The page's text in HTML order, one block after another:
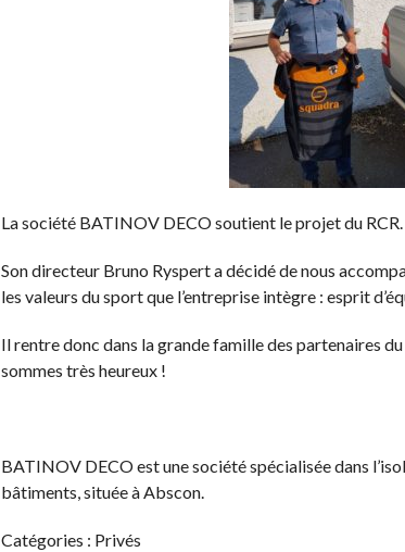
La société BATINOV DECO soutient le projet du RCR.
Son directeur Bruno Ryspert a décidé de nous
les valeurs du sport que l’entreprise intègre : esprit
Il rentre donc dans la grande famille des partenaires
sommes très heureux !
BATINOV DECO est une société spécialisée dans
bâtiments, située à Abscon.
Catégories : Privés